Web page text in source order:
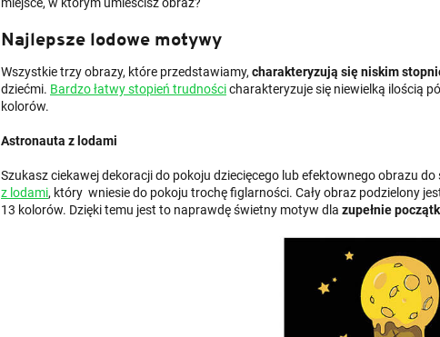
Najlepsze lodowe motywy
Wszystkie trzy obrazy, które przedstawiamy, charakteryzują się niskim
dziećmi. Bardzo łatwy stopień trudnościcharakteryzuje się niewielką ilością
kolorów.
Astronauta z lodami
Szukasz ciekawej dekoracji do pokoju dziecięcego lub efektownego obrazu
z lodami, który wniesie do pokoju trochę figlarności. Cały obraz podzielony
13 kolorów. Dzięki temu jest to naprawdę świetny motyw dla zupełnie